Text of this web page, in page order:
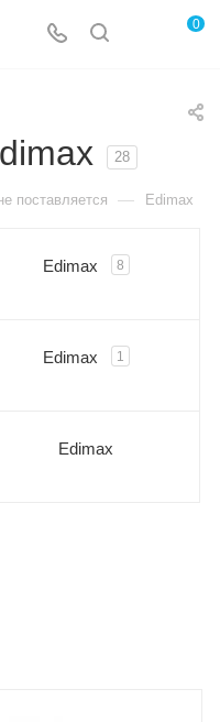
0
28
поставляется — Edimax
Edimax 8
Edimax 1
Edimax